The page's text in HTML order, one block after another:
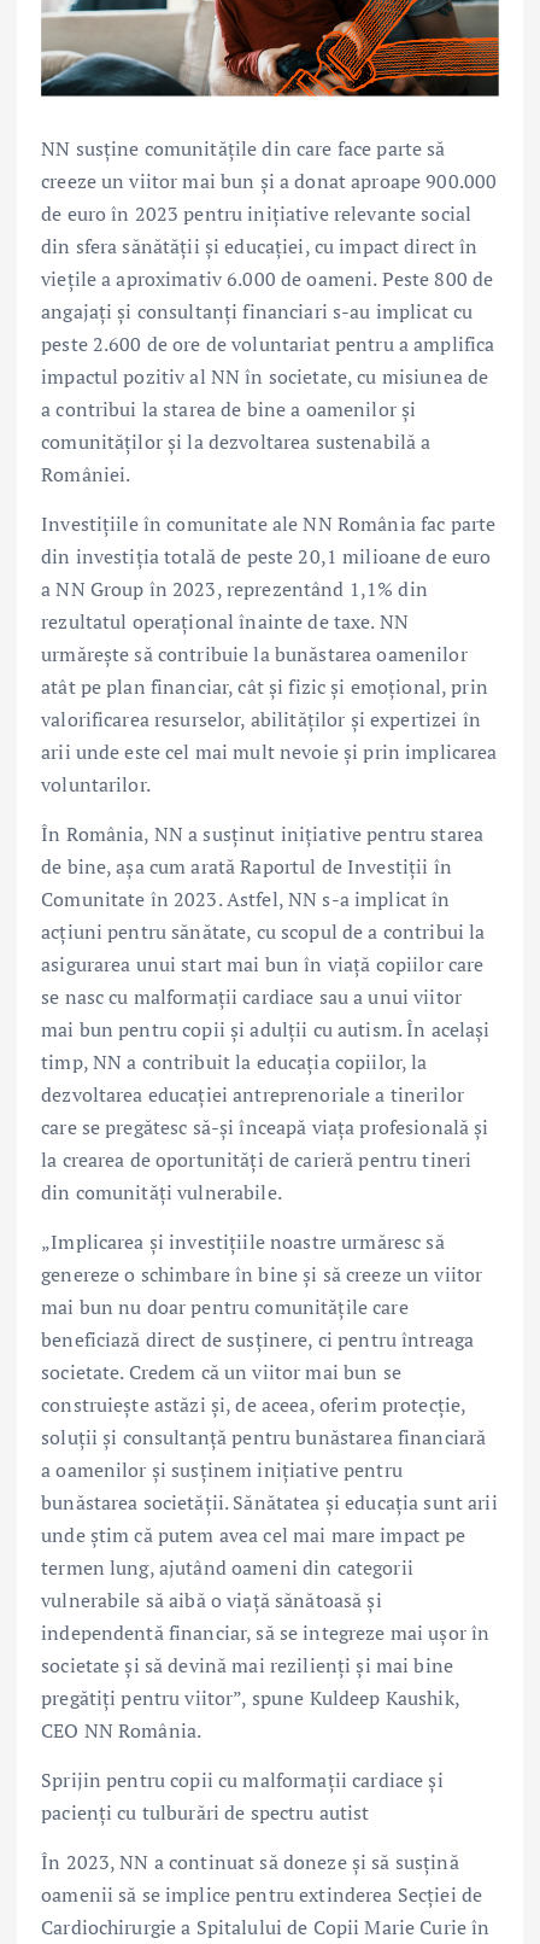
NN susține comunitățile din care face parte să
creeze un viitor mai bun și a donat aproape 900.000
de euro în 2023 pentru inițiative relevante social
din sfera sănătății și educației, cu impact direct în
viețile a aproximativ 6.000 de oameni. Peste 800 de
angajați și consultanți financiari s-au implicat cu
peste 2.600 de ore de voluntariat pentru a amplifica
impactul pozitiv al NN în societate, cu misiunea de
a contribui la starea de bine a oamenilor și
comunităților și la dezvoltarea sustenabilă a
României.
Investițiile în comunitate ale NN România fac parte
din investiția totală de peste 20,1 milioane de euro
a NN Group în 2023, reprezentând 1,1% din
rezultatul operațional înainte de taxe. NN
urmărește să contribuie la bunăstarea oamenilor
atât pe plan financiar, cât și fizic și emoțional, prin
valorificarea resurselor, abilităților și expertizei în
arii unde este cel mai mult nevoie și prin implicarea
voluntarilor.
În România, NN a susținut inițiative pentru starea
de bine, așa cum arată Raportul de Investiții în
Comunitate în 2023. Astfel, NN s-a implicat în
acțiuni pentru sănătate, cu scopul de a contribui la
asigurarea unui start mai bun în viață copiilor care
se nasc cu malformații cardiace sau a unui viitor
mai bun pentru copii și adulții cu autism. În același
timp, NN a contribuit la educația copiilor, la
dezvoltarea educației antreprenoriale a tinerilor
care se pregătesc să-și înceapă viața profesională și
la crearea de oportunități de carieră pentru tineri
din comunități vulnerabile.
„Implicarea și investițiile noastre urmăresc să
genereze o schimbare în bine și să creeze un viitor
mai bun nu doar pentru comunitățile care
beneficiază direct de susținere, ci pentru întreaga
societate. Credem că un viitor mai bun se
construiește astăzi și, de aceea, oferim protecție,
soluții și consultanță pentru bunăstarea financiară
a oamenilor și susținem inițiative pentru
bunăstarea societății. Sănătatea și educația sunt arii
unde știm că putem avea cel mai mare impact pe
termen lung, ajutând oameni din categorii
vulnerabile să aibă o viață sănătoasă și
independentă financiar, să se integreze mai ușor în
societate și să devină mai rezilienți și mai bine
pregătiți pentru viitor”, spune Kuldeep Kaushik,
CEO NN România.
Sprijin pentru copii cu malformații cardiace și
pacienți cu tulburări de spectru autist
În 2023, NN a continuat să doneze și să susțină
oamenii să se implice pentru extinderea Secției de
Cardiochirurgie a Spitalului de Copii Marie Curie în